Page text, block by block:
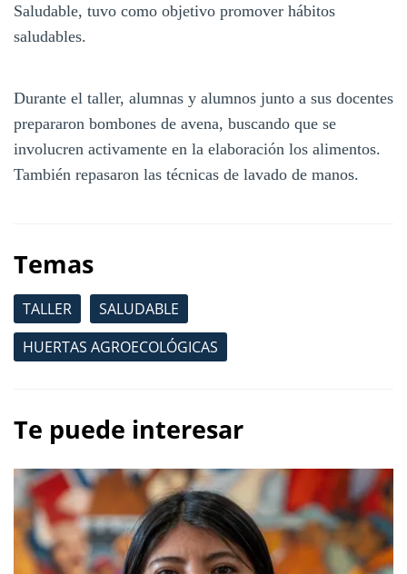
Saludable, tuvo como objetivo promover hábitos
saludables.
Durante el taller, alumnas y alumnos junto a sus docentes
prepararon bombones de avena, buscando que se
involucren activamente en la elaboración los alimentos.
También repasaron las técnicas de lavado de manos.
Temas
TALLER
SALUDABLE
HUERTAS AGROECOLÓGICAS
Te puede interesar